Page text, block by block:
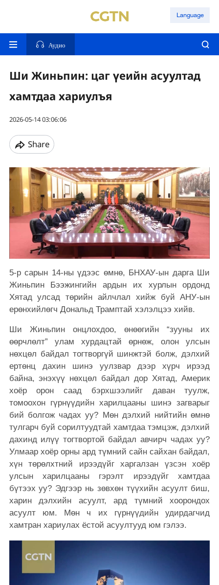
Language
Аудио
Ши Жиньпин: цаг үеийн асуултад
хамтдаа хариулъя
2026-05-14 03:06:06
Share
5-р сарын 14-ны үдээс өмнө, БНХАУ-ын дарга Ши
Жиньпин Бээжингийн ардын их хурлын ордонд
Хятад улсад төрийн айлчлал хийж буй АНУ-ын
ерөнхийлөгч Дональд Трамптай хэлэлцээ хийв.
Ши Жиньпин онцлохдоо, өнөөгийн “зууны их
өөрчлөлт” улам хурдацтай өрнөж, олон улсын
нөхцөл байдал тогтворгүй шинжтэй болж, дэлхий
ертөнц дахин шинэ уулзвар дээр хүрч ирээд
байна, энэхүү нөхцөл байдал дор Хятад, Америк
хоёр орон саад бэрхшээлийг даван туулж,
томоохон гүрнүүдийн харилцааны шинэ загварыг
бий болгож чадах уу? Мөн дэлхий нийтийн өмнө
тулгарч буй сорилтуудтай хамтдаа тэмцэж, дэлхий
дахинд илүү тогтвортой байдал авчирч чадах уу?
Улмаар хоёр орны ард түмний сайн сайхан байдал,
хүн төрөлхтний ирээдүйг харгалзан үзсэн хоёр
улсын харилцааны гэрэлт ирээдүйг хамтдаа
бүтээх уу? Эдгээр нь зөвхөн түүхийн асуулт биш,
харин дэлхийн асуулт, ард түмний хоорондох
асуулт юм. Мөн ч их гүрнүүдийн удирдагчид
хамтран хариулах ёстой асуултууд юм гэлээ.